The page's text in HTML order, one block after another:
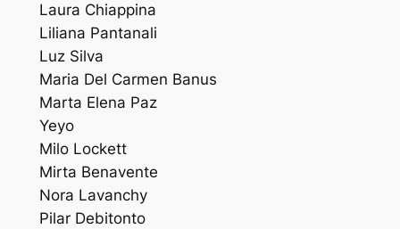
Laura Chiappina
Liliana Pantanali
Luz Silva
Maria Del Carmen Banus
Marta Elena Paz
Yeyo
Milo Lockett
Mirta Benavente
Nora Lavanchy
Pilar Debitonto